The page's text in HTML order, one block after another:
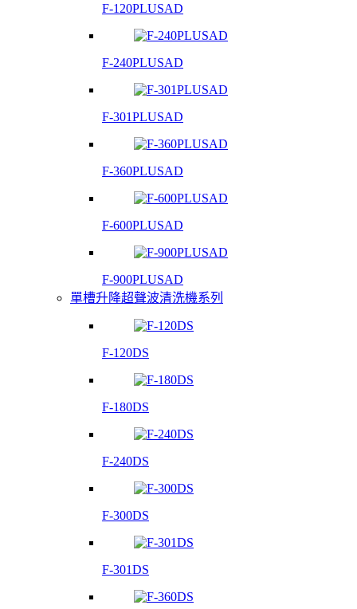
F-120PLUSAD
F-240PLUSAD
F-301PLUSAD
F-360PLUSAD
F-600PLUSAD
F-900PLUSAD
單槽升降超聲波清洗機系列
F-120DS
F-180DS
F-240DS
F-300DS
F-301DS